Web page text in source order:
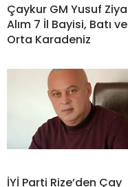
Çaykur GM Yusuf Ziya
Alım 7 İl Bayisi, Batı ve
Orta Karadeniz
İYİ Parti Rize’den Çay